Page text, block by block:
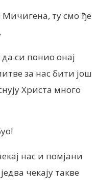
Мичигена, ту смо ђе
си понио онај
за нас бити још
Христа много
нас и помјани
чекају такве